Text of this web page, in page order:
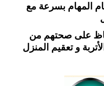
المهام بسرعة مع
على صحتهم من
و تعقيم المنزل